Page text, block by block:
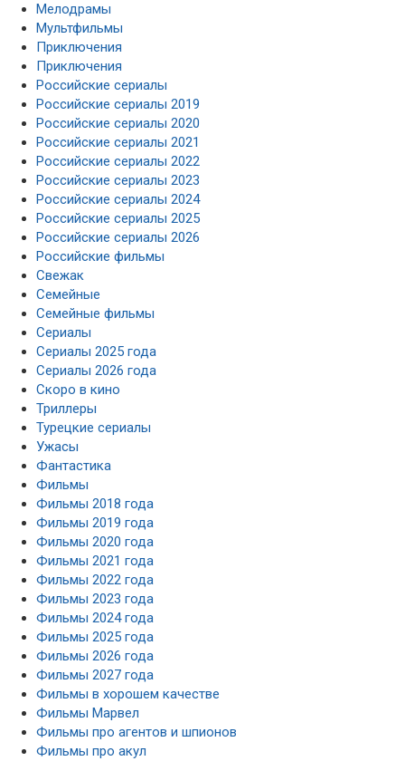
Мелодрамы
Мультфильмы
Приключения
Приключения
Российские сериалы
Российские сериалы 2019
Российские сериалы 2020
Российские сериалы 2021
Российские сериалы 2022
Российские сериалы 2023
Российские сериалы 2024
Российские сериалы 2025
Российские сериалы 2026
Российские фильмы
Свежак
Семейные
Семейные фильмы
Сериалы
Сериалы 2025 года
Сериалы 2026 года
Скоро в кино
Триллеры
Турецкие сериалы
Ужасы
Фантастика
Фильмы
Фильмы 2018 года
Фильмы 2019 года
Фильмы 2020 года
Фильмы 2021 года
Фильмы 2022 года
Фильмы 2023 года
Фильмы 2024 года
Фильмы 2025 года
Фильмы 2026 года
Фильмы 2027 года
Фильмы в хорошем качестве
Фильмы Марвел
Фильмы про агентов и шпионов
Фильмы про акул